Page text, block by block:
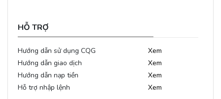
HỖ TRỢ
Hướng dẫn sử dụng CQG
Xem
Hướng dẫn giao dịch
Xem
Hướng dẫn nạp tiền
Xem
Hỗ trợ nhập lệnh
Xem